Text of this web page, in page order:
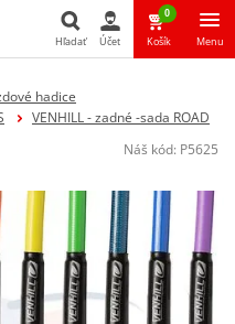
Hľadať Účet
0
Košík Menu
hadice
VENHILL - zadné -sada ROAD
Náš kód: P5625